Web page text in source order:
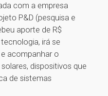
com a empresa
P&D (pesquisa e
aporte de R$
irá se
acompanhar o
dispositivos que
de sistemas